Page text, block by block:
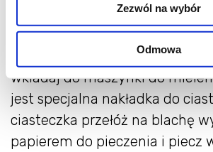
Zezwól na wybór
Odmowa
część mąki. Tak aby ciasto było
Następnego dnia, zimne ciasto
wkładaj do maszynki do
jest specjalna nakładka do
ciasteczka przełóż na blachę
papierem do pieczenia i piecz